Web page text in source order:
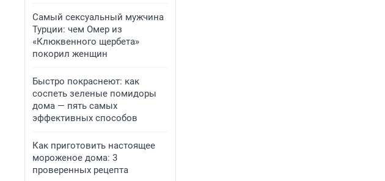
Самый сексуальный мужчина
Турции: чем Омер из
«Клюквенного щербета»
покорил женщин
Быстро покраснеют: как
соспеть зеленые помидоры
дома — пять самых
эффективных способов
Как приготовить настоящее
мороженое дома: 3
проверенных рецепта